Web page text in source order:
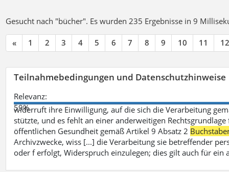
Gesucht nach "bücher". Es wurden 235 Ergebnisse in 9
« 1 2 3 4 5 6 7 8 9 10 11 12
Teilnahmebedingungen und Datenschutzhinweise
Relevanz:
59%
widerruft ihre Einwilligung, auf die sich die Verarbeitung
stützte, und es fehlt an einer anderweitigen
öffentlichen Gesundheit gemäß Artikel 9 Absatz 2
Archivzwecke, wiss [...] die Verarbeitung sie betreffender
oder f erfolgt, Widerspruch einzulegen; dies gilt auch für ein